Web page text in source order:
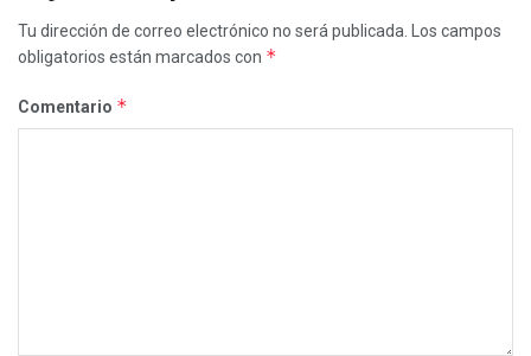
Tu dirección de correo electrónico no será publicada.
Los campos
obligatorios están marcados con *
Comentario *